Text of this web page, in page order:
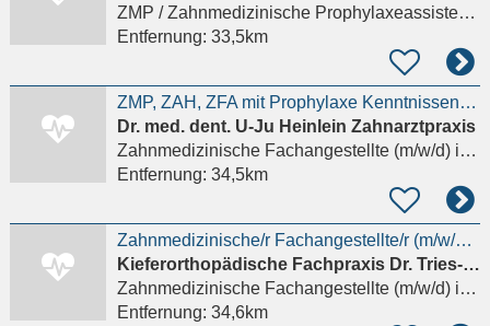
ZMP / Zahnmedizinische Prophylaxeassistenz (m/w/d)
Entfernung: 33,5km
ZMP, ZAH, ZFA mit Prophylaxe Kenntnissen(m/w/d) oder DH (m/w/d) in Teil- oder Vollzeit
Dr. med. dent. U-Ju Heinlein Zahnarztpraxis
Zahnmedizinische Fachangestellte (m/w/d)in Oberursel (Taunus)
Entfernung: 34,5km
Zahnmedizinische/r Fachangestellte/r (m/w/d) Auszubildende/n für 2026
Kieferorthopädische Fachpraxis Dr. Tries-Obijou & Dr. Tries
Zahnmedizinische Fachangestellte (m/w/d)in Oberursel (Taunus)
Entfernung: 34,6km